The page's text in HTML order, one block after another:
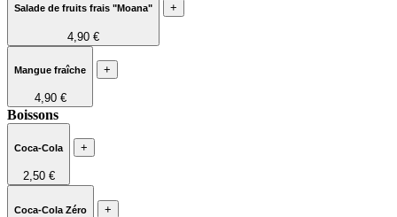
Salade de fruits frais "Moana"
4,90 €
+
Mangue fraîche
4,90 €
+
Boissons
Coca-Cola
2,50 €
+
Coca-Cola Zéro +